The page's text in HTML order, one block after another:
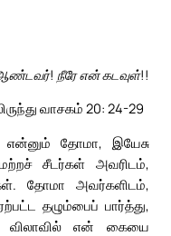
நீரே என் கடவுள்!!
வாசகம் 20: 24-29
என்னும் தோமா, இயேசு
சீடர்கள் அவரிடம்,
தோமா அவர்களிடம்,
தழும்பைப் பார்த்து,
விலாவில் என் கையை